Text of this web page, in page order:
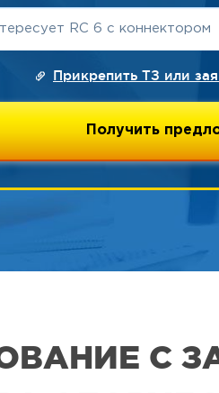
Прикрепить ТЗ или
С